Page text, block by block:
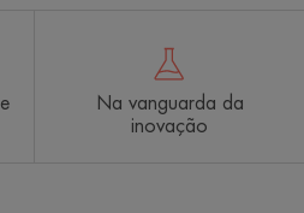
Na vanguarda da
inovação